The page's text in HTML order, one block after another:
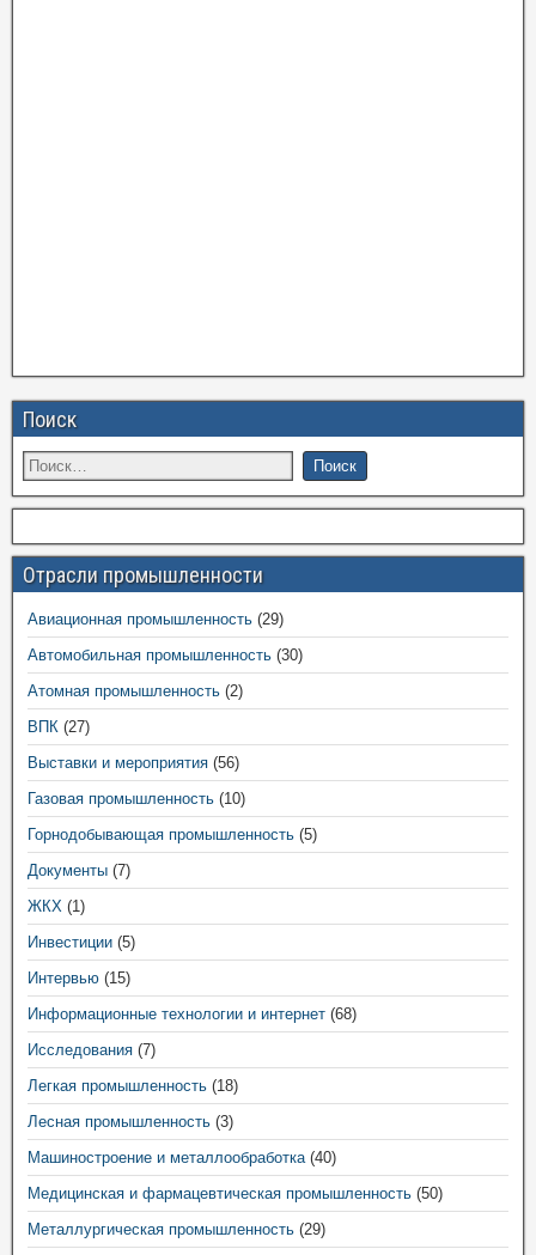
Поиск
Отрасли промышленности
Авиационная промышленность (29)
Автомобильная промышленность (30)
Атомная промышленность (2)
ВПК (27)
Выставки и мероприятия (56)
Газовая промышленность (10)
Горнодобывающая промышленность (5)
Документы (7)
ЖКХ (1)
Инвестиции (5)
Интервью (15)
Информационные технологии и интернет (68)
Исследования (7)
Легкая промышленность (18)
Лесная промышленность (3)
Машиностроение и металлообработка(40)
Медицинская и фармацевтическая промышленность (50)
Металлургическая промышленность (29)